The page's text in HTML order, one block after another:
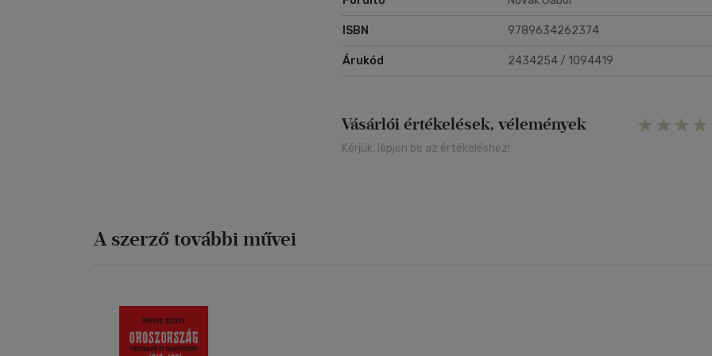
példa nélkül álló törődésre. Bár epikus méretekben vázolja fel a
azoknak az átlagos katonáknak és polgároknak a sorsát, akiknek az
eltiporta a történelem legborzalmasabb háborújában szabadjára
ISBN 9789634262374
Árukód 2434254 / 1094419
Vásárlói értékelések, vélemények
Kérjük, lépjen be az értékeléshez!
A szerző további művei